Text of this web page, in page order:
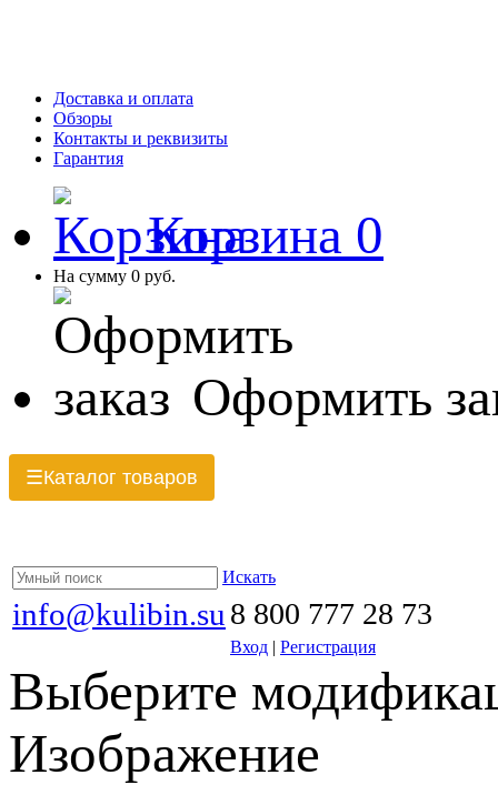
Доставка и оплата
Обзоры
Контакты и реквизиты
Гарантия
Корзина 0
На сумму 0 руб.
Оформить
☰Каталог товаров
Искать
info@kulibin.su 8 800 777 28 73
Вход | Регистрация
Выберите
Изображение